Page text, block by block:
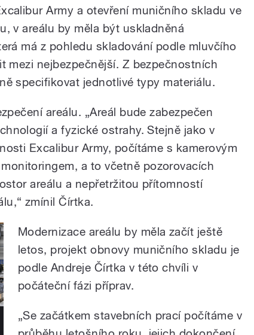
Army a otevření muničního skladu ve
v areálu by měla být uskladněná
má z pohledu skladování podle mluvčího
mezi nejbezpečnější. Z bezpečnostních
specifikovat jednotlivé typy materiálu.
areálu. „Areál bude zabezpečen
a fyzické ostrahy. Stejně jako v
Excalibur Army, počítáme s kamerovým
a to včetně pozorovacích
areálu a nepřetržitou přítomností
zmínil Čírtka.
Modernizace areálu by měla začít ještě
letos, projekt obnovy muničního skladu je
podle Andreje Čírtka v této chvíli v
počáteční fázi příprav.
„Se začátkem stavebních prací počítáme v